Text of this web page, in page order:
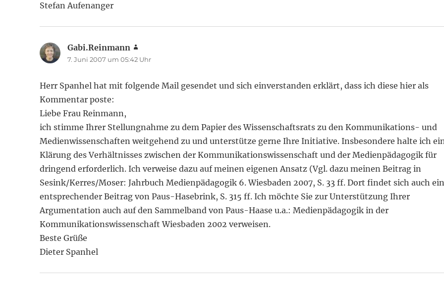
Stefan Aufenanger
Gabi.Reinmann
7. Juni 2007 um 05:42 Uhr
Herr Spanhel hat mit folgende Mail gesendet und sich einverstanden erklärt, dass ich diese hier als
Kommentar poste:
Liebe Frau Reinmann,
ich stimme Ihrer Stellungnahme zu dem Papier des Wissenschaftsrats zu den Kommunikations- und
Medienwissenschaften weitgehend zu und unterstütze gerne Ihre Initiative. Insbesondere halte ich
Klärung des Verhältnisses zwischen der Kommunikationswissenschaft und der Medienpädagogik für
dringend erforderlich. Ich verweise dazu auf meinen eigenen Ansatz (Vgl. dazu meinen Beitrag in
Sesink/Kerres/Moser: Jahrbuch Medienpädagogik 6. Wiesbaden 2007, S. 33 ff. Dort findet sich auch
entsprechender Beitrag von Paus-Hasebrink, S. 315 ff. Ich möchte Sie zur Unterstützung Ihrer
Argumentation auch auf den Sammelband von Paus-Haase u.a.: Medienpädagogik in der
Kommunikationswissenschaft Wiesbaden 2002 verweisen.
Beste Grüße
Dieter Spanhel